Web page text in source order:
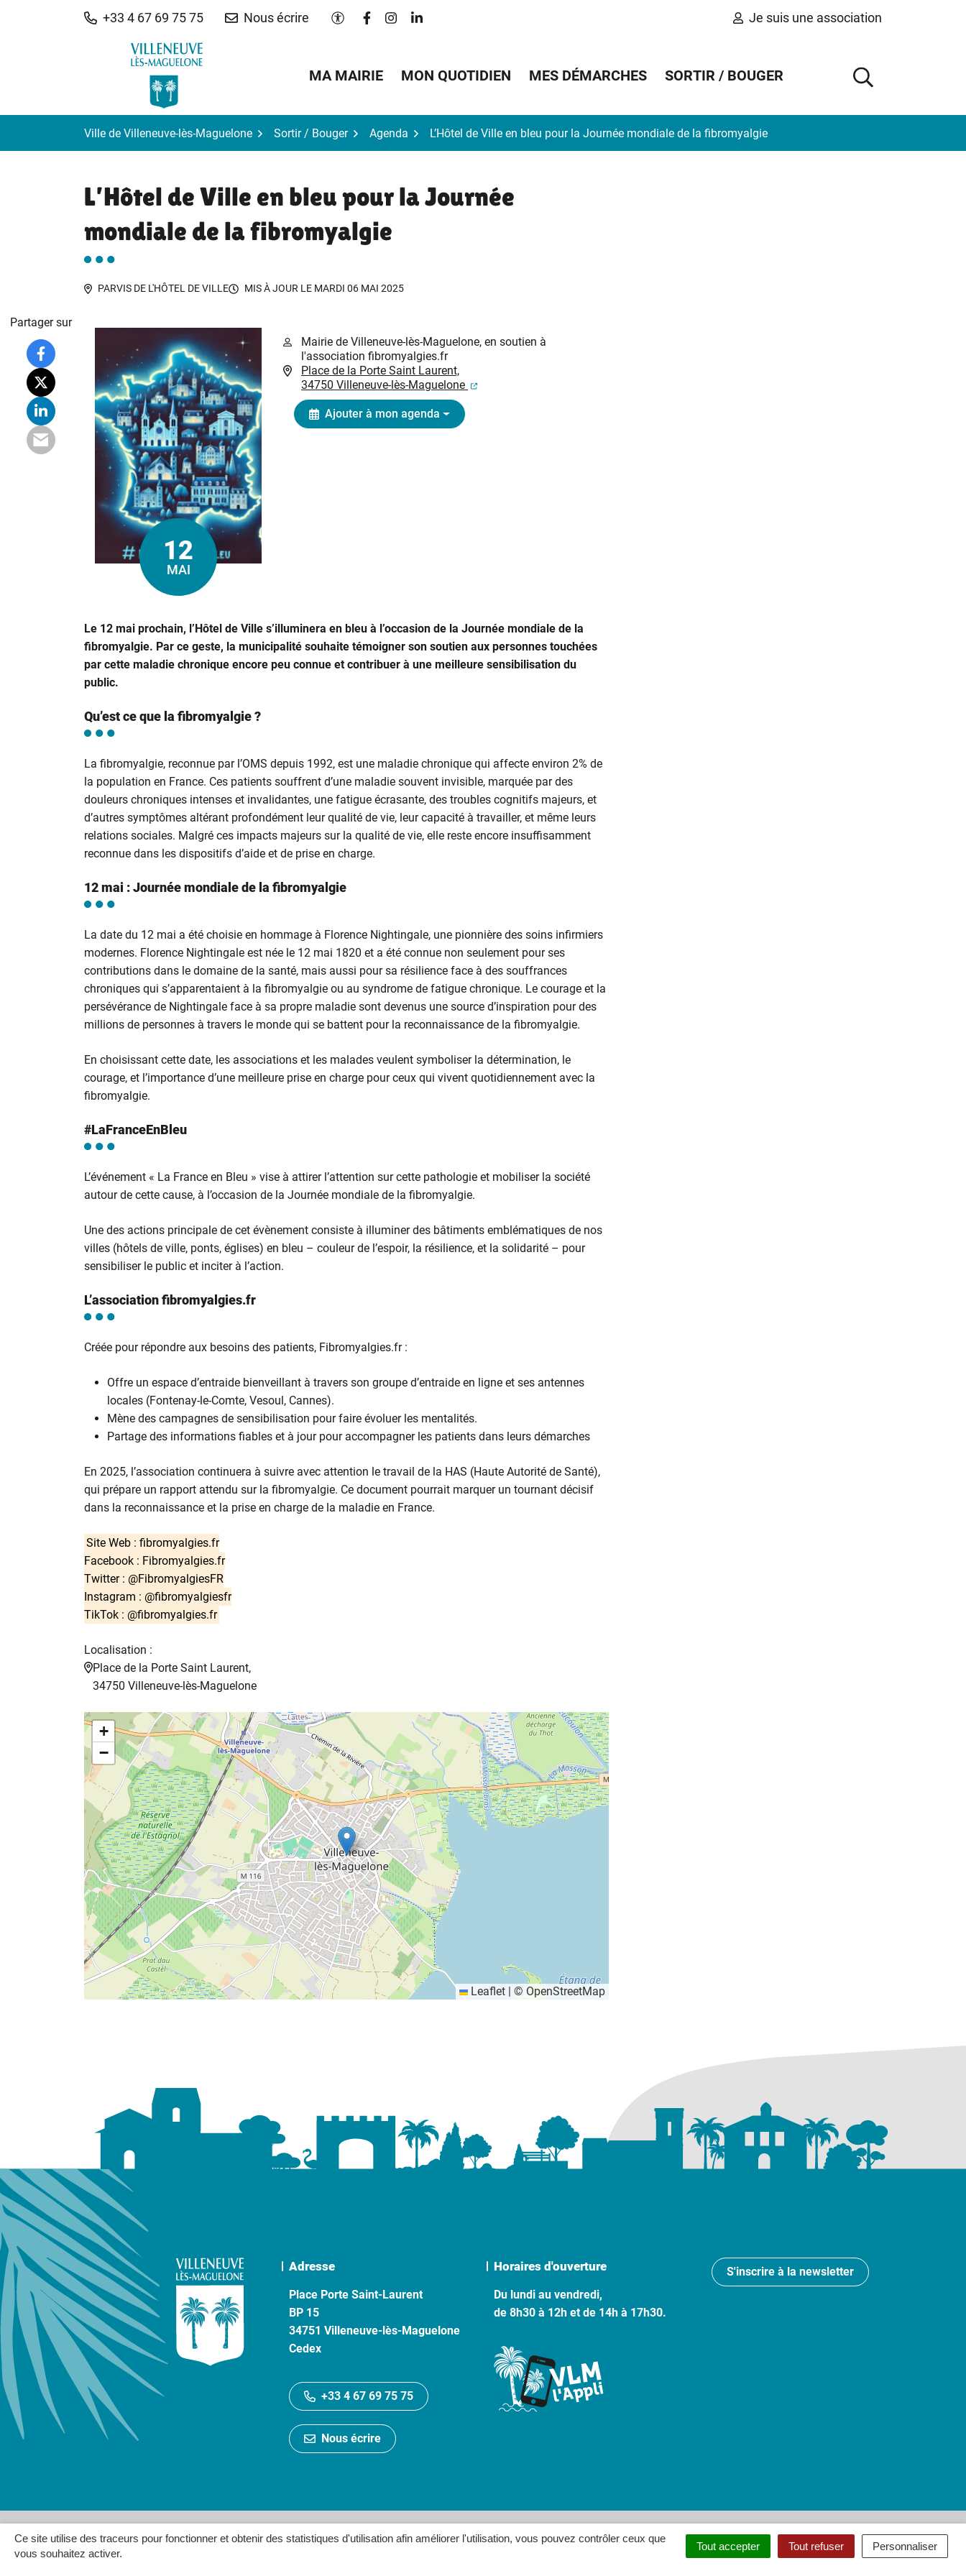
Ce site utilise des traceurs pour fonctionner et obtenir des statistiques d'utilisation afin améliorer l'utilisation, vous pouvez contrôler ceux que
vous souhaitez activer.
Tout accepter Tout refuser Personnaliser
+33 4 67 69 75 75 Nous écrire Paramètres d'accessibilité
Lien vers le compte Facebook
Lien vers le compte Instagram
Lien vers le compte Linkedin Je suis une association
MA MAIRIE MON QUOTIDIEN MES DÉMARCHES SORTIR / BOUGER
AFFICHER
Ville de Villeneuve-lès-Maguelone Sortir / Bouger Agenda L’Hôtel de Ville en bleu pour la Journée mondiale de la fibromyalgie
L’Hôtel de Ville en bleu pour la Journée
mondiale de la fibromyalgie
PARVIS DE L'HÔTEL DE VILLE MIS À JOUR LE MARDI 06 MAI 2025
Le
12
MAI
Mairie de Villeneuve-lès-Maguelone, en soutien à
l'association fibromyalgies.fr
Place de la Porte Saint Laurent,
34750 Villeneuve-lès-Maguelone
(ouverture dans un nouvel onglet)
Ajouter à mon agenda
Le 12 mai prochain, l’Hôtel de Ville s’illuminera en bleu à l’occasion de la Journée mondiale de la
fibromyalgie. Par ce geste, la municipalité souhaite témoigner son soutien aux personnes touchées
par cette maladie chronique encore peu connue et contribuer à une meilleure sensibilisation du
public.
Qu’est ce que la fibromyalgie ?
La fibromyalgie, reconnue par l’OMS depuis 1992, est une maladie chronique qui affecte environ 2% de
la population en France. Ces patients souffrent d’une maladie souvent invisible, marquée par des
douleurs chroniques intenses et invalidantes, une fatigue écrasante, des troubles cognitifs majeurs, et
d’autres symptômes altérant profondément leur qualité de vie, leur capacité à travailler, et même leurs
relations sociales. Malgré ces impacts majeurs sur la qualité de vie, elle reste encore insuffisamment
reconnue dans les dispositifs d’aide et de prise en charge.
12 mai : Journée mondiale de la fibromyalgie
La date du 12 mai a été choisie en hommage à Florence Nightingale, une pionnière des soins infirmiers
modernes. Florence Nightingale est née le 12 mai 1820 et a été connue non seulement pour ses
contributions dans le domaine de la santé, mais aussi pour sa résilience face à des souffrances
chroniques qui s’apparentaient à la fibromyalgie ou au syndrome de fatigue chronique. Le courage et la
persévérance de Nightingale face à sa propre maladie sont devenus une source d’inspiration pour des
millions de personnes à travers le monde qui se battent pour la reconnaissance de la fibromyalgie.
En choisissant cette date, les associations et les malades veulent symboliser la détermination, le
courage, et l’importance d’une meilleure prise en charge pour ceux qui vivent quotidiennement avec la
fibromyalgie.
#LaFranceEnBleu
L’événement « La France en Bleu » vise à attirer l’attention sur cette pathologie et mobiliser la société
autour de cette cause, à l’occasion de la Journée mondiale de la fibromyalgie.
Une des actions principale de cet évènement consiste à illuminer des bâtiments emblématiques de nos
villes (hôtels de ville, ponts, églises) en bleu – couleur de l’espoir, la résilience, et la solidarité – pour
sensibiliser le public et inciter à l’action.
L’association fibromyalgies.fr
Créée pour répondre aux besoins des patients, Fibromyalgies.fr :
Offre un espace d’entraide bienveillant à travers son groupe d’entraide en ligne et ses antennes
locales (Fontenay-le-Comte, Vesoul, Cannes).
Mène des campagnes de sensibilisation pour faire évoluer les mentalités.
Partage des informations fiables et à jour pour accompagner les patients dans leurs démarches
En 2025, l’association continuera à suivre avec attention le travail de la HAS (Haute Autorité de Santé),
qui prépare un rapport attendu sur la fibromyalgie. Ce document pourrait marquer un tournant décisif
dans la reconnaissance et la prise en charge de la maladie en France.
Site Web : fibromyalgies.fr
Facebook : Fibromyalgies.fr
Twitter : @FibromyalgiesFR
Instagram : @fibromyalgiesfr
TikTok : @fibromyalgies.fr
Localisation :
Place de la Porte Saint Laurent,
34750 Villeneuve-lès-Maguelone
+
−
Leaflet | © OpenStreetMap
Partager sur
Adresse
Place Porte Saint-Laurent
BP 15
34751 Villeneuve-lès-Maguelone
Cedex
+33 4 67 69 75 75
Nous écrire
Horaires d'ouverture
Du lundi au vendredi,
de 8h30 à 12h et de 14h à 17h30.
S'inscrire à la newsletter